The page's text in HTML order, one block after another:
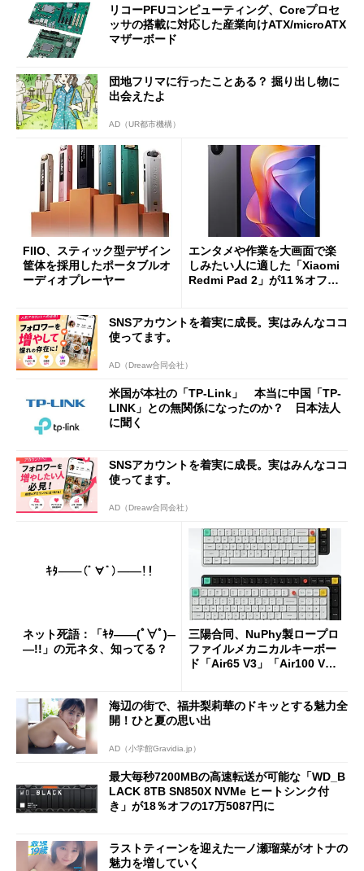
リコーPFUコンピューティング、Coreプロセ
ッサの搭載に対応した産業向けATX/microATX
マザーボード
団地フリマに行ったことある？ 掘り出し物に
出会えたよ
AD（UR都市機構）
FIIO、スティック型デザイン
筐体を採用したポータブルオ
ーディオプレーヤー
エンタメや作業を大画面で楽
しみたい人に適した「Xiaomi
Redmi Pad 2」が11％オフの
SNSアカウントを着実に成長。実はみんなココ
使ってます。
AD（Dreaw合同会社）
米国が本社の「TP-Link」 本当に中国「TP-
LINK」との無関係になったのか？ 日本法人
に聞く
SNSアカウントを着実に成長。実はみんなココ
使ってます。
AD（Dreaw合同会社）
ネット死語：「ｷﾀ――(ﾟ∀ﾟ)―
―!!」の元ネタ、知ってる？
三陽合同、NuPhy製ロープロ
ファイルメカニカルキーボー
ド「Air65 V3」「Air100 V
海辺の街で、福井梨莉華のドキッとする魅力全
開！ひと夏の思い出
AD（小学館Gravidia.jp）
最大毎秒7200MBの高速転送が可能な「WD_B
LACK 8TB SN850X NVMe ヒートシンク付
き」が18％オフの17万5087円に
ラストティーンを迎えた一ノ瀬瑠菜がオトナの
魅力を増していく